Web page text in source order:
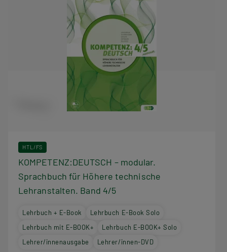
HTL/FS
KOMPETENZ:DEUTSCH – modular.
Sprachbuch für Höhere technische
Lehranstalten. Band 4/5
Lehrbuch + E-Book
Lehrbuch E-Book Solo
Lehrbuch mit E-BOOK+
Lehrbuch E-BOOK+ Solo
Lehrer/innenausgabe
Lehrer/innen-DVD